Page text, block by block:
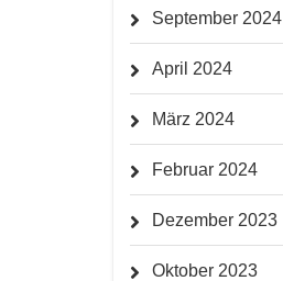
September 2024
April 2024
März 2024
Februar 2024
Dezember 2023
Oktober 2023